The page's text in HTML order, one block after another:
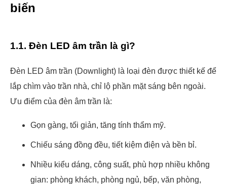
biến
1.1. Đèn LED âm trần là gì?
Đèn LED âm trần (Downlight) là loại đèn được thiết kế để
lắp chìm vào trần nhà, chỉ lộ phần mặt sáng bên ngoài.
Ưu điểm của đèn âm trần là:
Gọn gàng, tối giản, tăng tính thẩm mỹ.
Chiếu sáng đồng đều, tiết kiệm điện và bền bỉ.
Nhiều kiểu dáng, công suất, phù hợp nhiều không
gian: phòng khách, phòng ngủ, bếp, văn phòng,